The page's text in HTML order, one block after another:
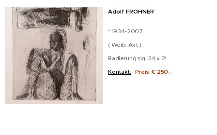
Adolf FROHNER
* 1934-2007
( Weib. Akt )
Radierung sig. 24 x 21
Kontakt: Preis: € 250.-